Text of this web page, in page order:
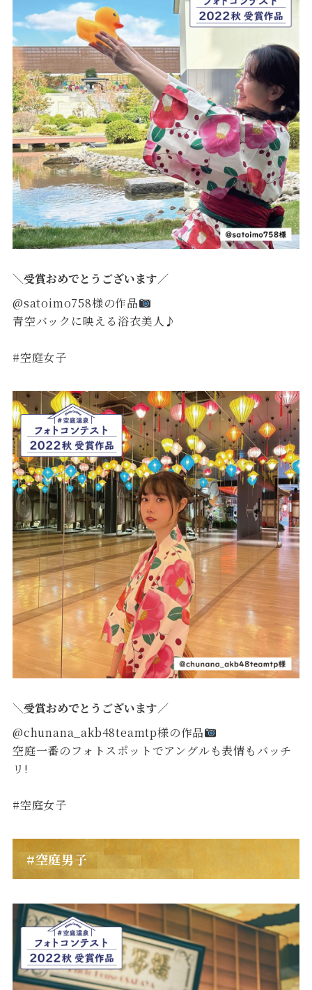
＼受賞おめでとうございます／
@satoimo758様の作品
青空バックに映える浴衣美人♪
#空庭女子
＼受賞おめでとうございます／
@chunana_akb48teamtp様の作品
空庭一番のフォトスポットでアングルも表情もバッチ
リ!
#空庭女子
#空庭男子